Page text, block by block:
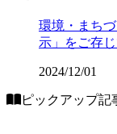
環境・まちづ
示」をご存
2024/12/01
ピックアップ記